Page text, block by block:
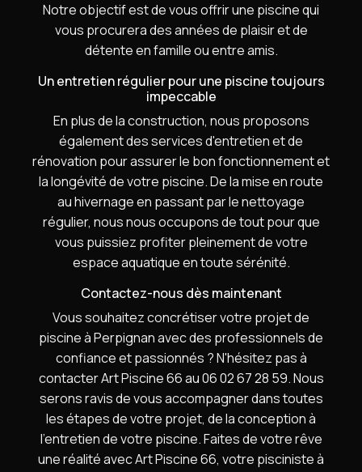
Notre objectif est de vous offrir une piscine qui
vous procurera des années de plaisir et de
détente en famille ou entre amis.
Un entretien régulier pour une piscine toujours
impeccable
En plus de la construction, nous proposons
également des services d'entretien et de
rénovation pour assurer le bon fonctionnement et
la longévité de votre piscine. De la mise en route
au hivernage en passant par le nettoyage
régulier, nous nous occupons de tout pour que
vous puissiez profiter pleinement de votre
espace aquatique en toute sérénité.
Contactez-nous dès maintenant
Vous souhaitez concrétiser votre projet de
piscine à Perpignan avec des professionnels de
confiance et passionnés ? N'hésitez pas à
contacter Art Piscine 66 au 06 02 67 28 59. Nous
serons ravis de vous accompagner dans toutes
les étapes de votre projet, de la conception à
l'entretien de votre piscine. Faites de votre rêve
une réalité avec Art Piscine 66, votre pisciniste à